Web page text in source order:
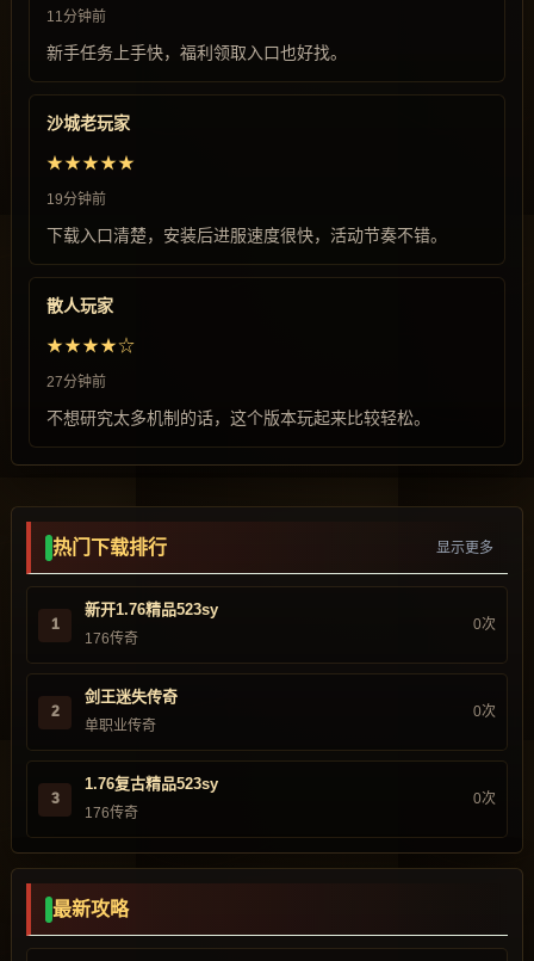
11分钟前
新手任务上手快，福利领取入口也好找。
沙城老玩家
★★★★★
19分钟前
下载入口清楚，安装后进服速度很快，活动节奏不错。
散人玩家
★★★★☆
27分钟前
不想研究太多机制的话，这个版本玩起来比较轻松。
热门下载排行 显示更多
1
新开1.76精品523sy
176传奇
0次
2
剑王迷失传奇
单职业传奇
0次
3
1.76复古精品523sy
176传奇
0次
最新攻略